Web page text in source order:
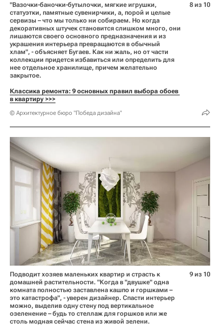
"Вазочки-баночки-бутылочки, мягкие игрушки,
статуэтки, памятные сувенирчики, а, порой и целые
сервизы – что мы только ни собираем. Но когда
декоративных штучек становится слишком много, они
лишаются своего основного предназначения и из
украшения интерьера превращаются в обычный
хлам", - объясняет Бугаев. Как ни жаль, но от части
коллекции придется избавиться или определить для
нее отдельное хранилище, причем желательно
закрытое.
Классика ремонта: 9 основных правил выбора обоев
в квартиру >>>
© Архитектурное бюро "Победа дизайна"
8 из 10
Подводит хозяев маленьких квартир и страсть к
домашней растительности. "Когда в "двушке" одна
комната полностью заставлена кашпо и горшками –
это катастрофа", - уверен дизайнер. Спасти интерьер
можно, выделив одну стену под вертикальное
озеленение – будь то стеллаж для горшков или же
столь модная сейчас стена из живой зелени.
9 из 10